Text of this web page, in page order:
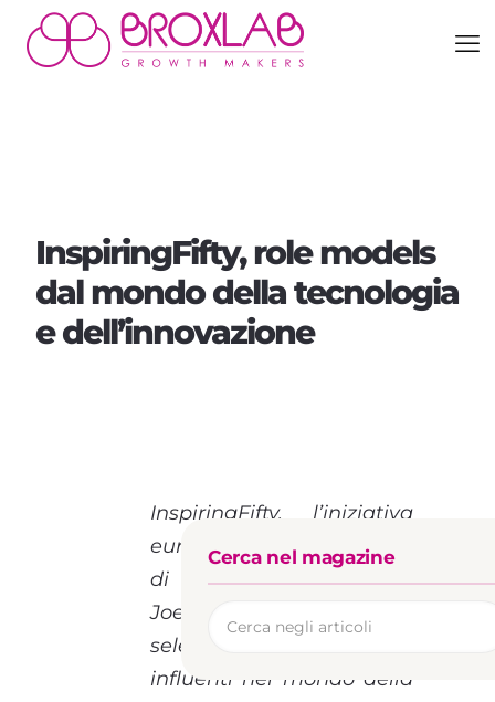
InspiringFifty, role models
dal mondo della tecnologia
e dell’innovazione
InspiringFifty, l’iniziativa
europea a cura
di Janneke Niessen e
Joelle Frijters che
seleziona le 50 donne più
influenti nel mondo della
Cerca nel magazine